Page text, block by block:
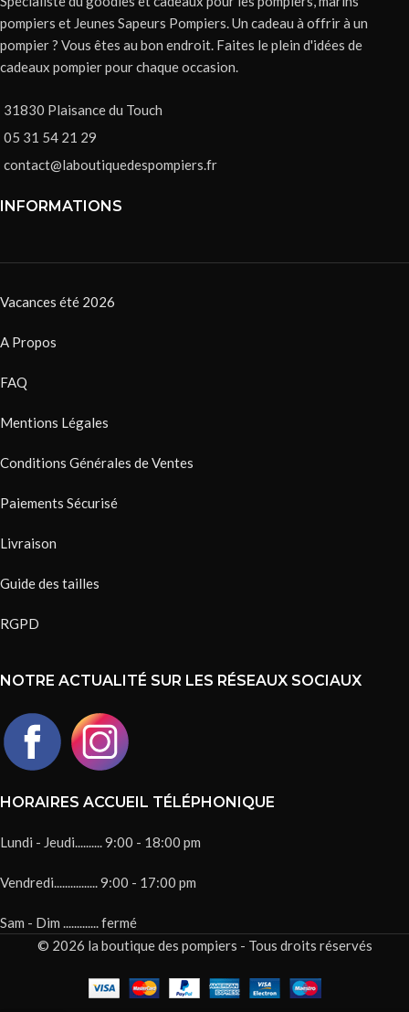
pompiers et Jeunes Sapeurs Pompiers. Un cadeau à offrir à un
pompier ? Vous êtes au bon endroit. Faites le plein d'idées de
cadeaux pompier pour chaque occasion.
31830 Plaisance du Touch
05 31 54 21 29
contact@laboutiquedespompiers.fr
INFORMATIONS
Vacances été 2026
A Propos
FAQ
Mentions Légales
Conditions Générales de Ventes
Paiements Sécurisé
Livraison
Guide des tailles
RGPD
NOTRE ACTUALITÉ SUR LES RÉSEAUX SOCIAUX
HORAIRES ACCUEIL TÉLÉPHONIQUE
Lundi - Jeudi.......... 9:00 - 18:00 pm
Vendredi................ 9:00 - 17:00 pm
Sam - Dim ............. fermé
© 2026 la boutique des pompiers - Tous droits réservés